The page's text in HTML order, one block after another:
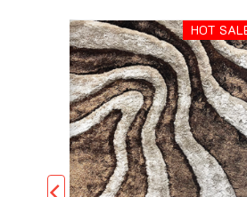
Trọng lượng
Đặc điểm nổi bật
Sản phẩm thảm mỹ thuật
cắt tỉa 3D, thảm tạo ra
Điểm nổi bật của
HOT